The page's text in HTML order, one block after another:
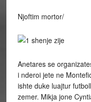
Njoftim mortor/
Anetares se
i nderoi jete ne
ishte duke luajtur
zemer. Mikja jone